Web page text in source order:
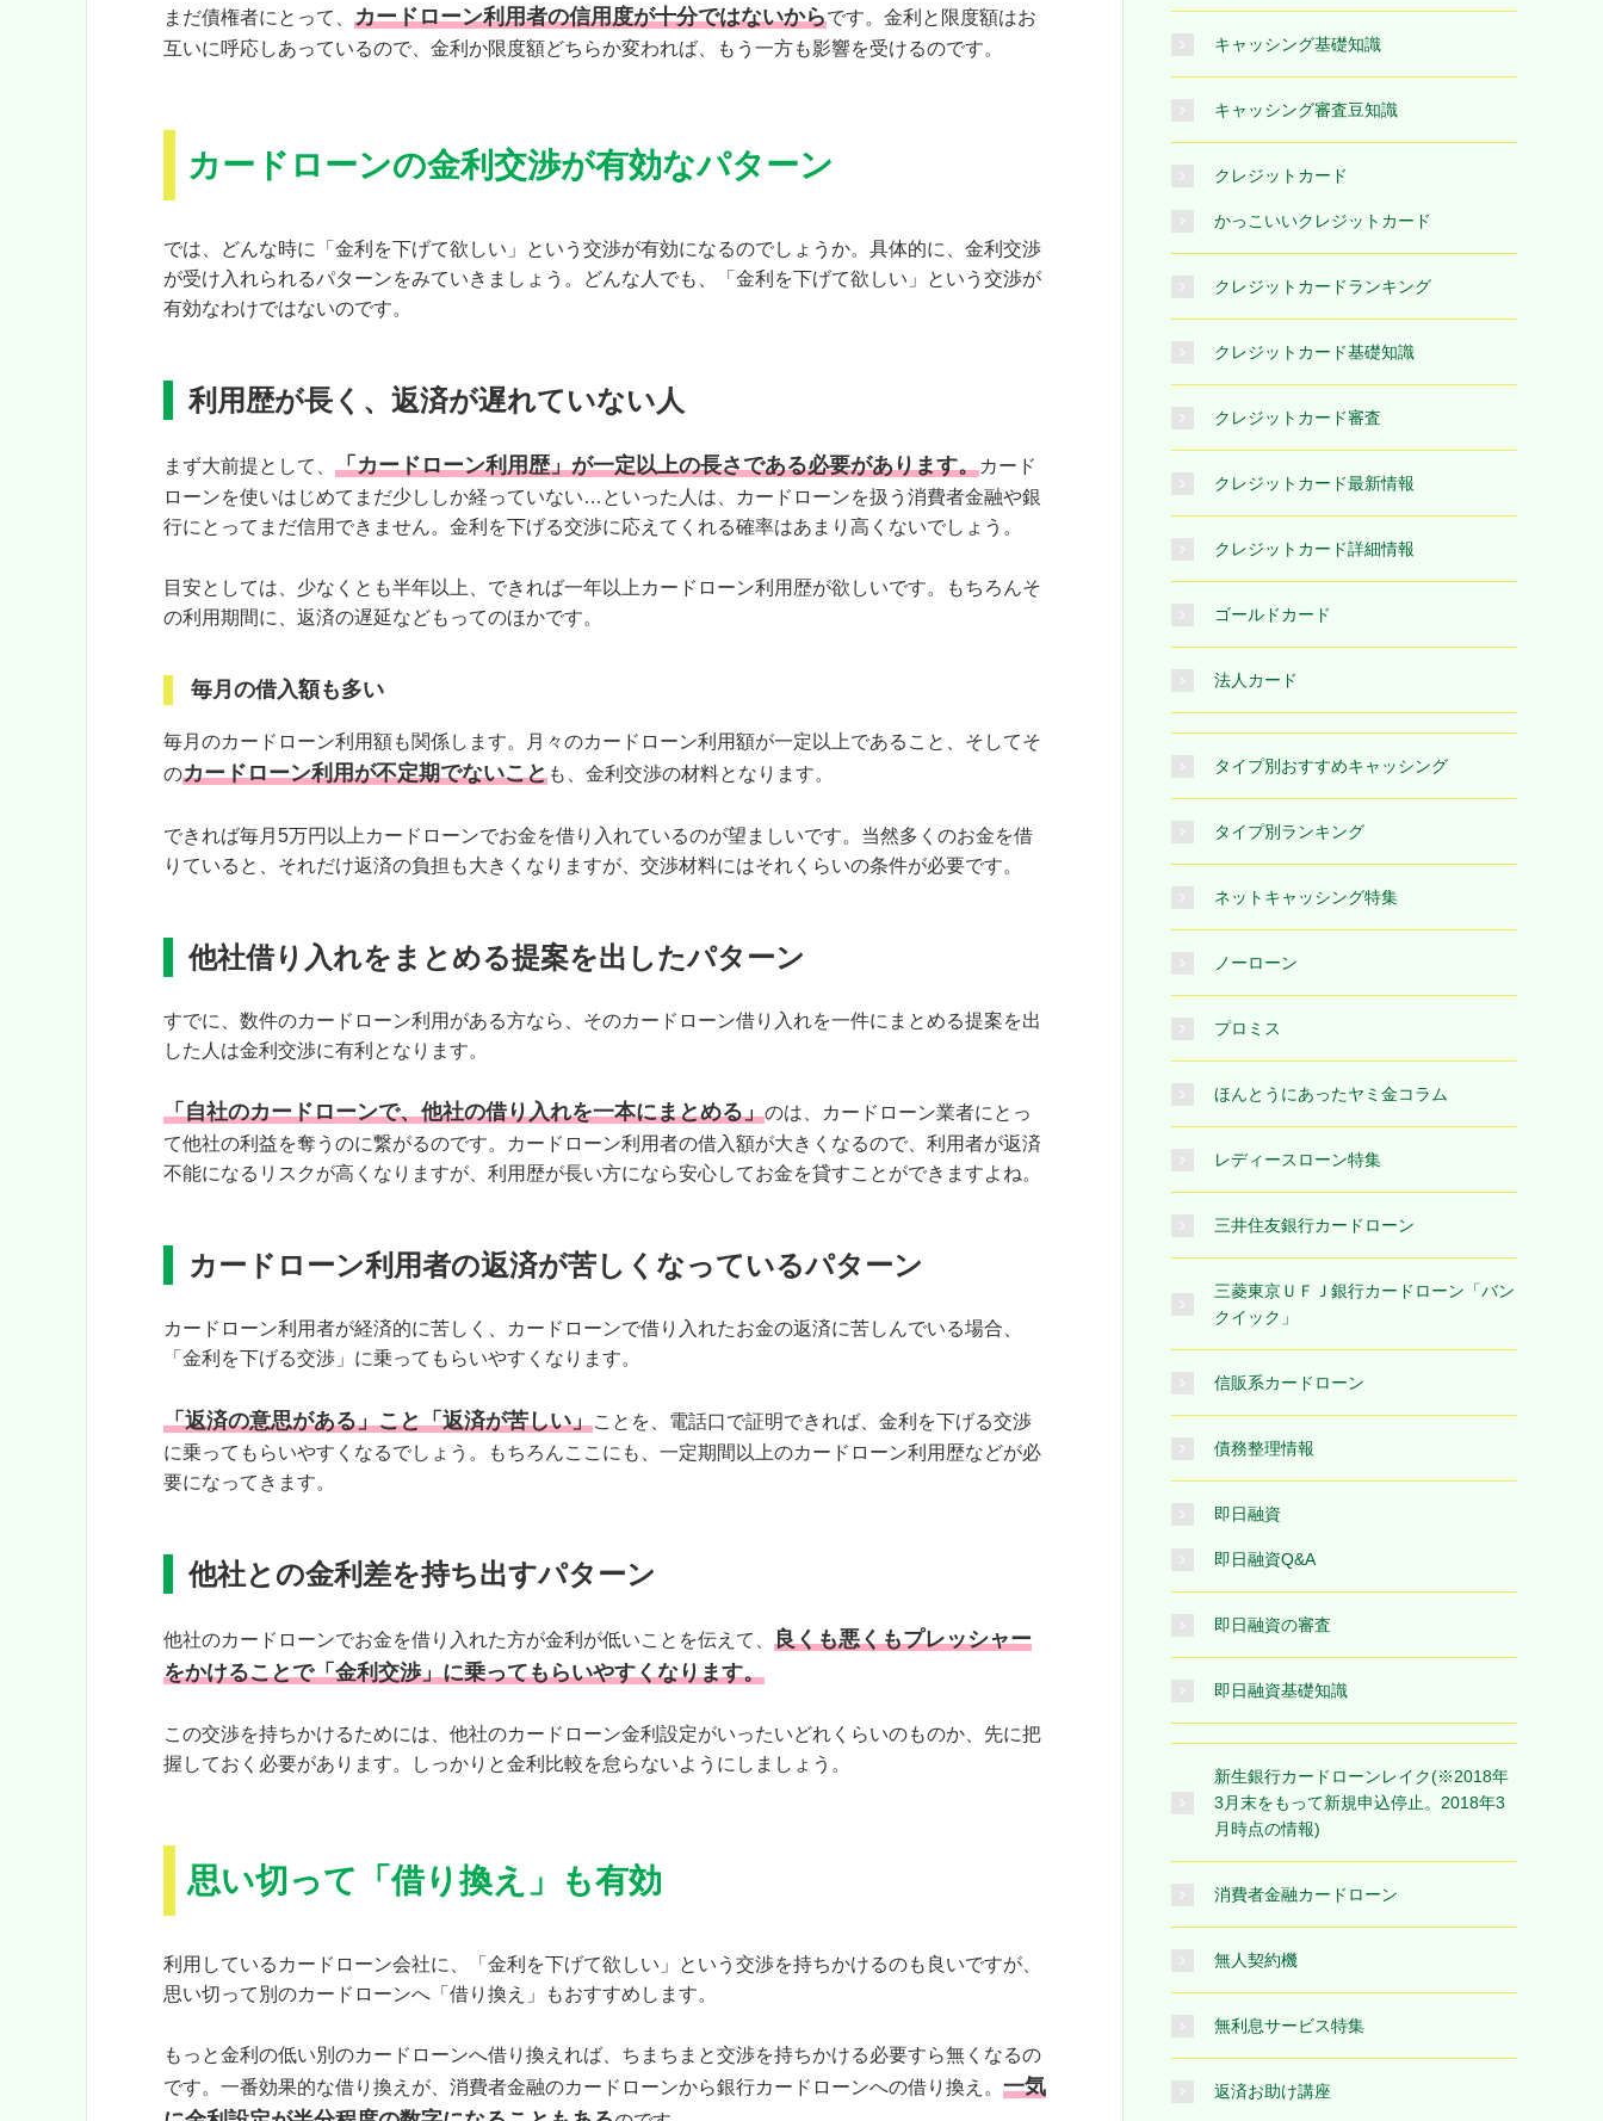
まだ債権者にとって、 カードローン利用者の信用度が十分ではないからです。金利と限度額はお
互いに呼応しあっているので、金利か限度額どちらか変われば、もう一方も影響を受けるのです。
カードローンの金利交渉が有効なパターン
では、どんな時に「金利を下げて欲しい」という交渉が有効になるのでしょうか。具体的に、金利交渉
が受け入れられるパターンをみていきましょう。どんな人でも、「金利を下げて欲しい」という交渉が
有効なわけではないのです。
利用歴が長く、返済が遅れていない人
まず大前提として、 「カードローン利用歴」が一定以上の長さである必要があります。カード
ローンを使いはじめてまだ少ししか経っていない…といった人は、カードローンを扱う消費者金融や銀
行にとってまだ信用できません。金利を下げる交渉に応えてくれる確率はあまり高くないでしょう。
目安としては、少なくとも半年以上、できれば一年以上カードローン利用歴が欲しいです。もちろんそ
の利用期間に、返済の遅延などもってのほかです。
毎月の借入額も多い
毎月のカードローン利用額も関係します。月々のカードローン利用額が一定以上であること、そしてそ
のカードローン利用が不定期でないことも、金利交渉の材料となります。
できれば毎月5万円以上カードローンでお金を借り入れているのが望ましいです。当然多くのお金を借
りていると、それだけ返済の負担も大きくなりますが、交渉材料にはそれくらいの条件が必要です。
他社借り入れをまとめる提案を出したパターン
すでに、数件のカードローン利用がある方なら、そのカードローン借り入れを一件にまとめる提案を出
した人は金利交渉に有利となります。
「自社のカードローンで、他社の借り入れを一本にまとめる」のは、カードローン業者にとっ
て他社の利益を奪うのに繋がるのです。カードローン利用者の借入額が大きくなるので、利用者が返済
不能になるリスクが高くなりますが、利用歴が長い方になら安心してお金を貸すことができますよね。
カードローン利用者の返済が苦しくなっているパターン
カードローン利用者が経済的に苦しく、カードローンで借り入れたお金の返済に苦しんでいる場合、
「金利を下げる交渉」に乗ってもらいやすくなります。
「返済の意思がある」こと「返済が苦しい」ことを、電話口で証明できれば、金利を下げる交渉
に乗ってもらいやすくなるでしょう。もちろんここにも、一定期間以上のカードローン利用歴などが必
要になってきます。
他社との金利差を持ち出すパターン
他社のカードローンでお金を借り入れた方が金利が低いことを伝えて、 良くも悪くもプレッシャー
をかけることで「金利交渉」に乗ってもらいやすくなります。
この交渉を持ちかけるためには、他社のカードローン金利設定がいったいどれくらいのものか、先に把
握しておく必要があります。しっかりと金利比較を怠らないようにしましょう。
思い切って「借り換え」も有効
利用しているカードローン会社に、「金利を下げて欲しい」という交渉を持ちかけるのも良いですが、
思い切って別のカードローンへ「借り換え」もおすすめします。
もっと金利の低い別のカードローンへ借り換えれば、ちまちまと交渉を持ちかける必要すら無くなるの
です。一番効果的な借り換えが、消費者金融のカードローンから銀行カードローンへの借り換え。 一気
キャッシング基礎知識
キャッシング審査豆知識
クレジットカード
かっこいいクレジットカード
クレジットカードランキング
クレジットカード基礎知識
クレジットカード審査
クレジットカード最新情報
クレジットカード詳細情報
ゴールドカード
法人カード
タイプ別おすすめキャッシング
タイプ別ランキング
ネットキャッシング特集
ノーローン
プロミス
ほんとうにあったヤミ金コラム
レディースローン特集
三井住友銀行カードローン
三菱東京ＵＦＪ銀行カードローン「バン
クイック」
信販系カードローン
債務整理情報
即日融資
即日融資Q&A
即日融資の審査
即日融資基礎知識
新生銀行カードローンレイク(※2018年
3月末をもって新規申込停止。2018年3
月時点の情報)
消費者金融カードローン
無人契約機
無利息サービス特集
返済お助け講座